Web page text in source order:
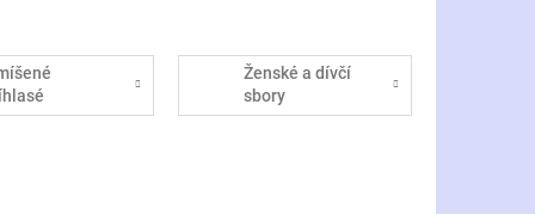
Ženské a dívčí
sbory